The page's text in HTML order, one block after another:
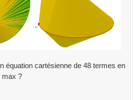
équation cartésienne de 48 termes en
max ?